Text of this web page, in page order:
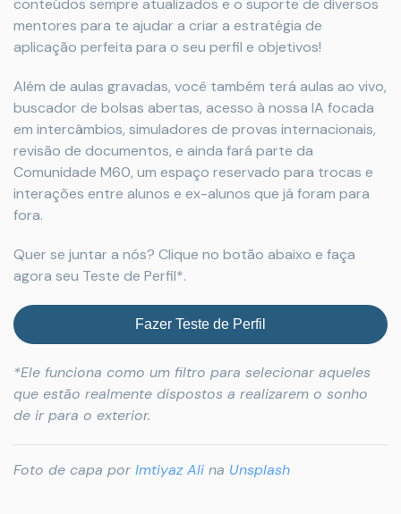
conteúdos sempre atualizados e o suporte de diversos
mentores para te ajudar a criar a estratégia de
aplicação perfeita para o seu perfil e objetivos!
Além de aulas gravadas, você também terá aulas ao vivo,
buscador de bolsas abertas, acesso à nossa IA focada
em intercâmbios, simuladores de provas internacionais,
revisão de documentos, e ainda fará parte da
Comunidade M60, um espaço reservado para trocas e
interações entre alunos e ex-alunos que já foram para
fora.
Quer se juntar a nós? Clique no botão abaixo e faça
agora seu Teste de Perfil*.
Fazer Teste de Perfil
*Ele funciona como um filtro para selecionar aqueles
que estão realmente dispostos a realizarem o sonho
de ir para o exterior.
Foto de capa por Imtiyaz Ali na Unsplash